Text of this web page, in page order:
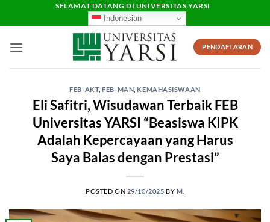
SELAMAT DATANG DI UNIVERSITAS YARSI
Indonesian
PENDAFTARAN
FEB-AKT,FEB-MAN KEMAHASISWAAN
Eli Safitri, Wisudawan Terbaik FEB
Universitas YARSI “Beasiswa KIPK
Adalah Kepercayaan yang Harus
Saya Balas dengan Prestasi”
POSTED ON 29/10/2025 BY M.